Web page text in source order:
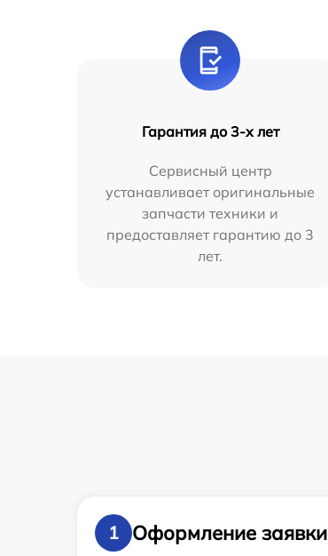
Гарантия до 3-х лет
Сервисный центр
устанавливает оригинальные
запчасти техники и
предоставляет гарантию до 3
лет.
1
Оформление заявки